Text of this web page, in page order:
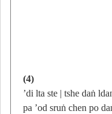
(4)
’di lta ste | tshe daṅ
pa ’od sruṅ chen po